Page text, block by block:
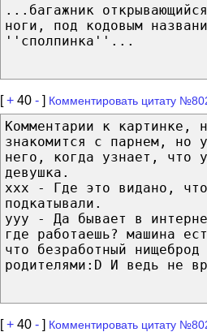
...багажник
ноги, под кодовым
''сполпинка''...
[+ 40 - ] Комментировать цитату
Комментарии к картинке,
знакомится с парнем, но
него, когда узнает, что
девушка.
xxx - Где это видано,
подкатывали.
yyy - Да бывает в
где работаешь? машина
что безработный
родителями:D И ведь не
[+ 40 - ] Комментировать цитату